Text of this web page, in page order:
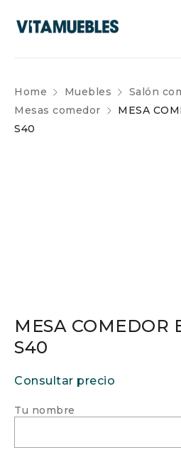
Home Muebles
Salón
Mesas comedor
MESA
S40
MESA COMEDOR
S40
Consultar precio
Tu nombre